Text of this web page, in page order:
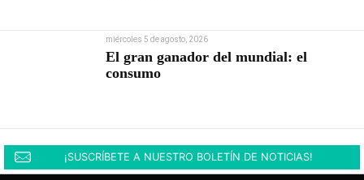
miércoles 5 de agosto, 2026
El gran ganador del mundial: el
consumo
¡SUSCRÍBETE A NUESTRO BOLETÍN DE NOTICIAS!